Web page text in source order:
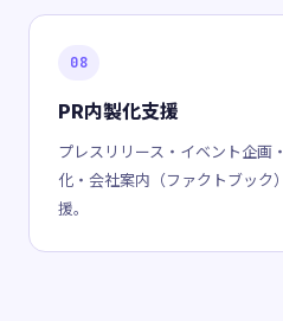
08
PR内製化支援
プレスリリース・イベント企画
化・会社案内（ファクトブック
援。